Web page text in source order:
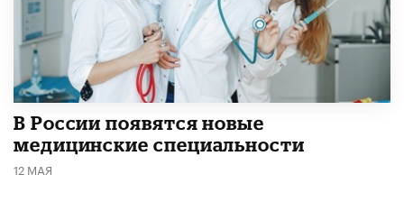
В России появятся новые
медицинские специальности
12 МАЯ